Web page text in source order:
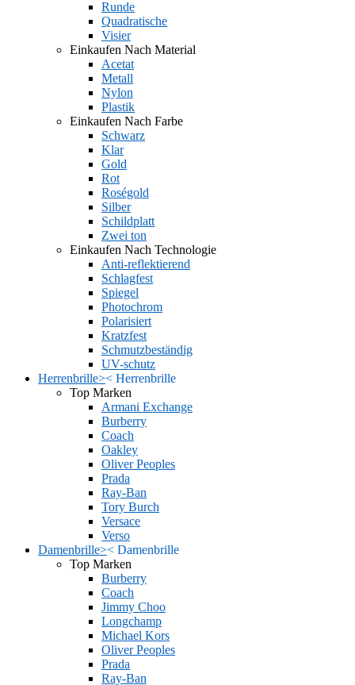
Runde
Quadratische
Visier
Einkaufen Nach Material
Acetat
Metall
Nylon
Plastik
Einkaufen Nach Farbe
Schwarz
Klar
Gold
Rot
Roségold
Silber
Schildplatt
Zwei ton
Einkaufen Nach Technologie
Anti-reflektierend
Schlagfest
Spiegel
Photochrom
Polarisiert
Kratzfest
Schmutzbeständig
UV-schutz
Herrenbrille>< Herrenbrille
Top Marken
Armani Exchange
Burberry
Coach
Oakley
Oliver Peoples
Prada
Ray-Ban
Tory Burch
Versace
Verso
Damenbrille>< Damenbrille
Top Marken
Burberry
Coach
Jimmy Choo
Longchamp
Michael Kors
Oliver Peoples
Prada
Ray-Ban